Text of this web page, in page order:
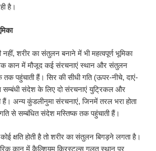
है।
शरीर का संतुलन बनाने में भी महत्वपूर्ण भूमिका
कान में मौजूद कई संरचनाएं स्थान और संतुलन
पहुंचाती हैं। सिर की सीधी गति (ऊपर-नीचे, दाएं-
सम्बंधी संदेश के लिए दो संरचनाएं युट्रिकल और
हैं। अन्य कुंडलीनुमा संरचनाएं, जिनमें तरल भरा होता
से सम्बंधित संदेश मस्तिष्क तक पहुंचाती हैं।
क्षति होती है तो शरीर का संतुलन बिगड़ने लगता है।
कान में कैल्शियम क्रिस्टल्स गलत स्थान पर